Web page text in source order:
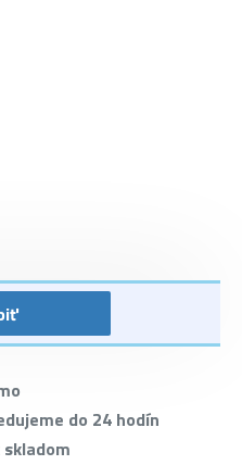
do 24 hodín